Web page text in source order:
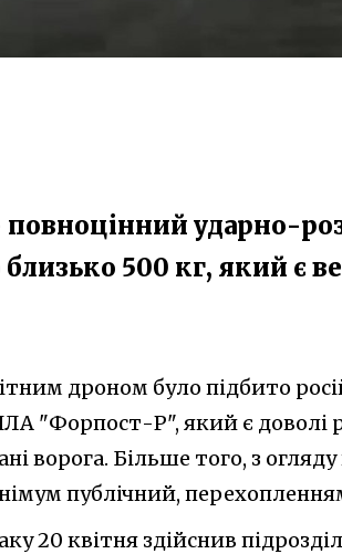
ударно-
500 кг, який є
дроном було підбито
"Форпост-Р", який є доволі
ворога. Більше того, з
публічний,
20 квітня здійснив